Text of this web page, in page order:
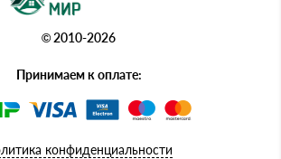
© 2010-2026
Принимаем к оплате:
конфиденциальности